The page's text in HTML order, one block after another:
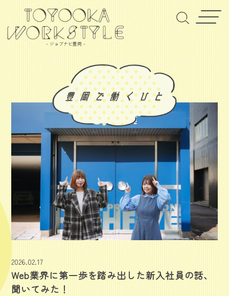
- ジョブナビ豊岡 -
2026.02.17
Web業界に第一歩を踏み出した新入社員の話、
聞いてみた！